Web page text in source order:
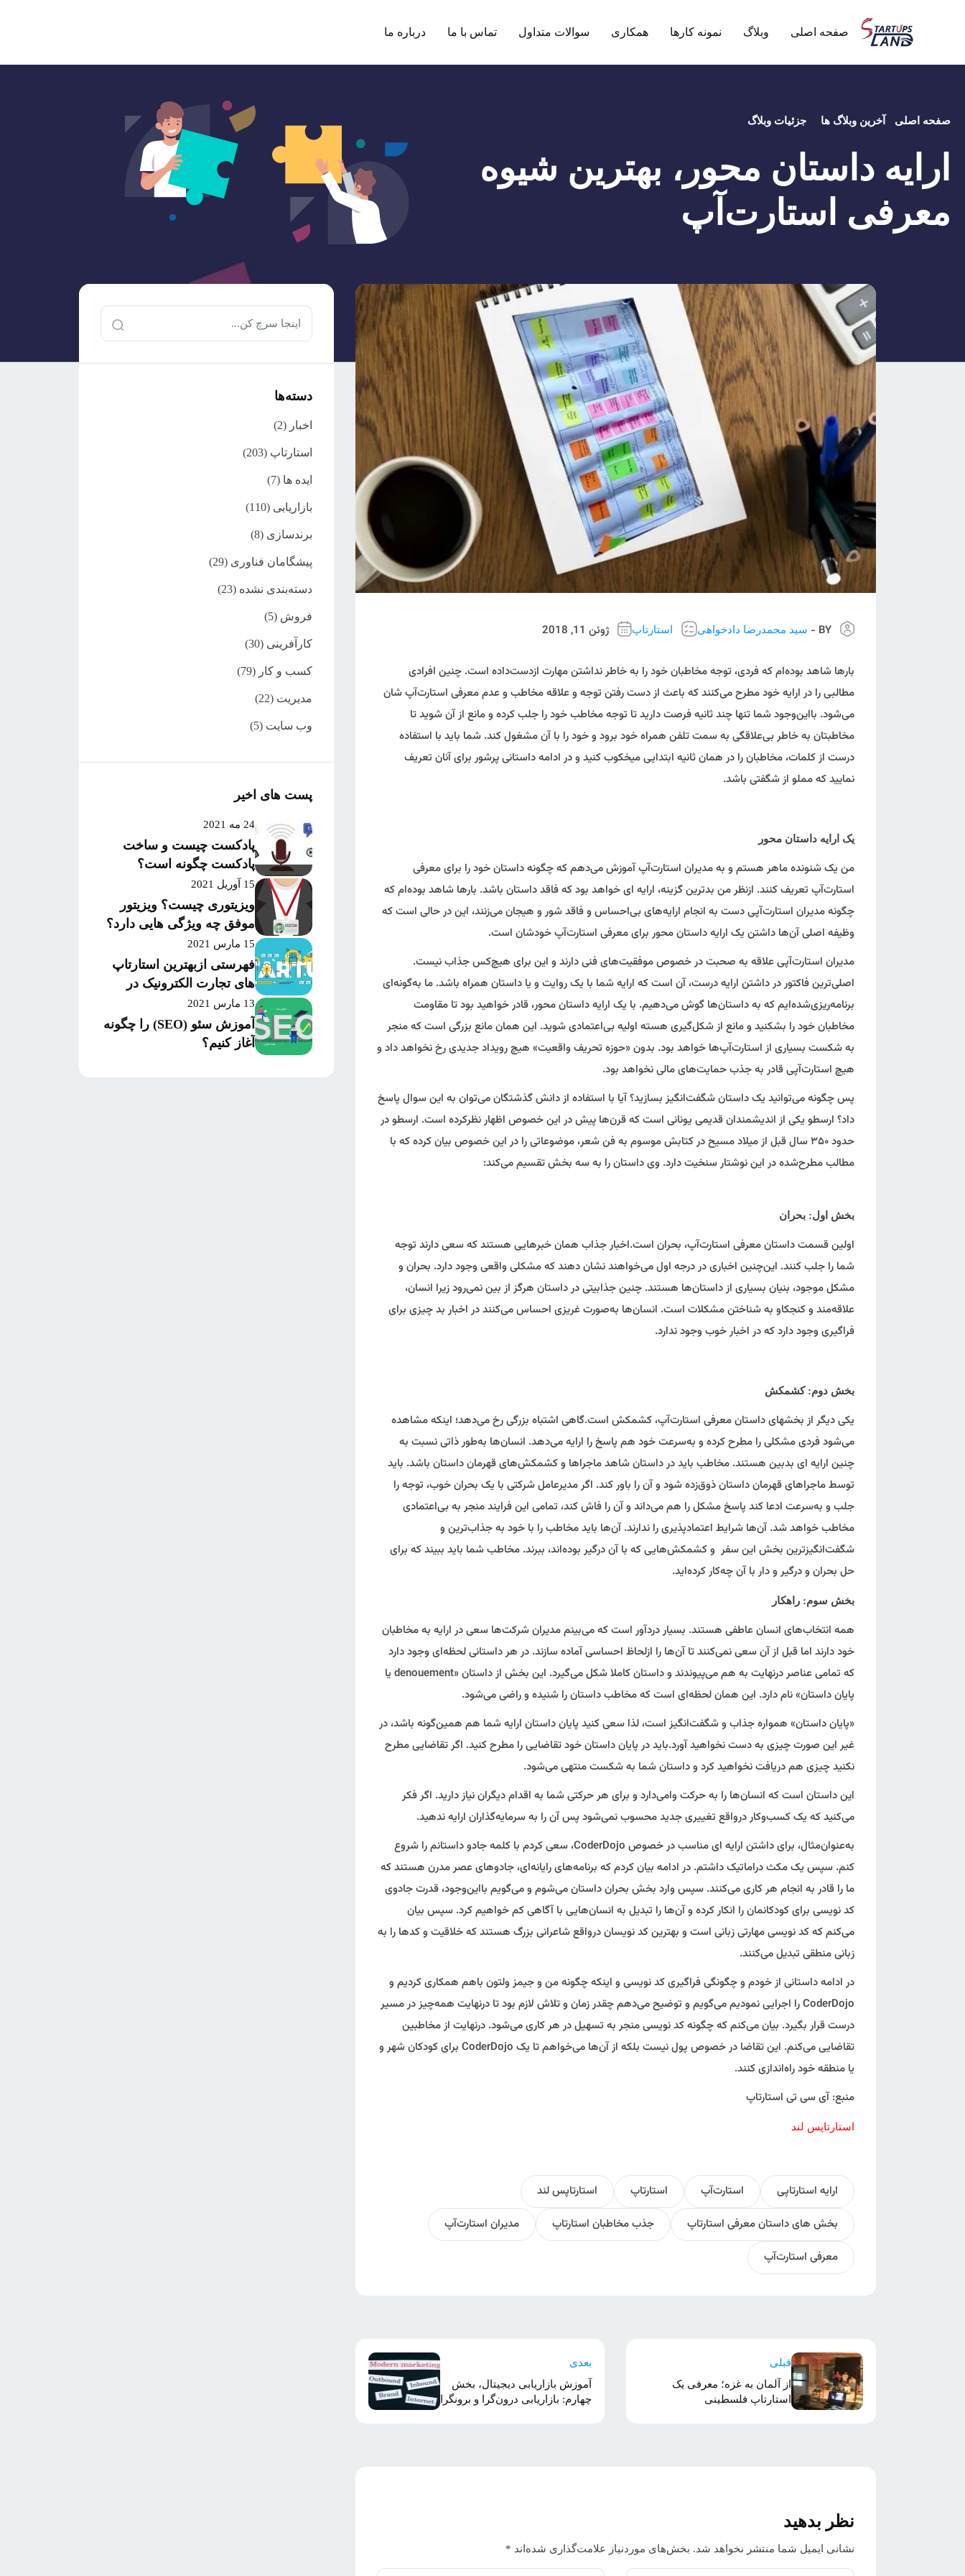
صفحه اصلی وبلاگ نمونه کارها همکاری سوالات متداول تماس با ما درباره ما
صفحه اصلی آخرین وبلاگ ها جزئیات وبلاگ
ارایه داستان محور، بهترین شیوه
معرفی استارت‌آپ
BY - سید محمدرضا دادخواهی استارتاپ ژوئن 11, 2018
بارها شاهد بوده‌ام که فردی، توجه مخاطبان خود را به خاطر نداشتن مهارت ازدست‌داده است. چنین افرادی
مطالبی را در ارایه خود مطرح می‌کنند که باعث از دست رفتن توجه و علاقه مخاطب و عدم معرفی استارت‌آپ شان
می‌شود. بااین‌وجود شما تنها چند ثانیه فرصت دارید تا توجه مخاطب خود را جلب کرده و مانع از آن شوید تا
مخاطبتان به خاطر بی‌علاقگی به سمت تلفن همراه خود برود و خود را با آن مشغول کند. شما باید با استفاده
درست از کلمات، مخاطبان را در همان ثانیه ابتدایی میخکوب کنید و در ادامه داستانی پرشور برای آنان تعریف
نمایید که مملو از شگفتی باشد.
یک ارایه داستان محور
من یک شنونده ماهر هستم و به مدیران استارت‌آپ آموزش می‌دهم که چگونه داستان خود را برای معرفی
استارت‌آپ تعریف کنند. ازنظر من بدترین گزینه، ارایه ای خواهد بود که فاقد داستان باشد. بارها شاهد بوده‌ام که
چگونه مدیران استارت‌آپی دست به انجام ارایه‌های بی‌احساس و فاقد شور و هیجان می‌زنند، این در حالی است که
وظیفه اصلی آن‌ها داشتن یک ارایه داستان محور برای معرفی استارت‌آپ خودشان است.
مدیران استارت‌آپی علاقه به صحبت در خصوص موفقیت‌های فنی دارند و این برای هیچ‌کس جذاب نیست.
اصلی‌ترین فاکتور در داشتن ارایه درست، آن است که ارایه شما با یک روایت و یا داستان همراه باشد. ما به‌گونه‌ای
برنامه‌ریزی‌شده‌ایم که به داستان‌ها گوش می‌دهیم. با یک ارایه داستان محور، قادر خواهید بود تا مقاومت
مخاطبان خود را بشکنید و مانع از شکل‌گیری هسته اولیه بی‌اعتمادی شوید. این همان مانع بزرگی است که منجر
به شکست بسیاری از استارت‌آپ‌ها خواهد بود. بدون «حوزه تحریف واقعیت» هیچ رویداد جدیدی رخ نخواهد داد و
هیچ استارت‌آپی قادر به جذب حمایت‌های مالی نخواهد بود.
پس چگونه می‌توانید یک داستان شگفت‌انگیز بسازید؟ آیا با استفاده از دانش گذشتگان می‌توان به این سوال پاسخ
داد؟ ارسطو یکی از اندیشمندان قدیمی یونانی است که قرن‌ها پیش در این خصوص اظهار نظرکرده است. ارسطو در
حدود ۳۵۰ سال قبل از میلاد مسیح در کتابش موسوم به فن شعر، موضوعاتی را در این خصوص بیان کرده که با
مطالب مطرح‌شده در این نوشتار سنخیت دارد. وی داستان را به سه بخش تقسیم می‌کند:
بخش اول: بحران
اولین قسمت داستان معرفی استارت‌آپ، بحران است.اخبار جذاب همان خبرهایی هستند که سعی دارند توجه
شما را جلب کنند. این‌چنین اخباری در درجه اول می‌خواهند نشان دهند که مشکلی واقعی وجود دارد. بحران و
مشکل موجود، بنیان بسیاری از داستان‌ها هستند. چنین جذابیتی در داستان هرگز از بین نمی‌رود زیرا انسان،
علاقه‌مند و کنجکاو به شناختن مشکلات است. انسان‌ها به‌صورت غریزی احساس می‌کنند در اخبار بد چیزی برای
فراگیری وجود دارد که در اخبار خوب وجود ندارد.
بخش دوم: کشمکش
یکی دیگر از بخشهای داستان معرفی استارت‌آپ، کشمکش است.گاهی اشتباه بزرگی رخ می‌دهد؛ اینکه مشاهده
می‌شود فردی مشکلی را مطرح کرده و به‌سرعت خود هم پاسخ را ارایه می‌‌دهد. انسان‌ها به‌طور ذاتی نسبت به
چنین ارایه ای بدبین هستند. مخاطب باید در داستان شاهد ماجراها و کشمکش‌های قهرمان داستان باشد. باید
توسط ماجراهای قهرمان داستان ذوق‌زده شود و آن را باور کند. اگر مدیرعامل شرکتی با یک بحران خوب، توجه را
جلب و به‌سرعت ادعا کند پاسخ مشکل را هم می‌داند و آن را فاش کند، تمامی این فرایند منجر به بی‌اعتمادی
مخاطب خواهد شد. آن‌ها شرایط اعتماد‌پذیری را ندارند. آن‌ها باید مخاطب را با خود به جذاب‌ترین و
شگفت‌انگیز‌ترین بخش این سفر و کشمکش‌هایی که با آن درگیر بوده‌اند، ببرند. مخاطب شما باید ببیند که برای
حل بحران و درگیر و دار با آن چه‌کار کرده‌اید.
بخش سوم: راهکار
همه انتخاب‌های انسان عاطفی هستند. بسیار دردآور است که می‌بینم مدیران شرکت‌ها سعی در ارایه به مخاطبان
خود دارند اما قبل از آن سعی نمی‌کنند تا آن‌ها را ازلحاظ احساسی آماده سازند. در هر داستانی لحظه‌ای وجود دارد
که تمامی عناصر درنهایت به هم می‌پیوندند و داستان کاملا شکل می‌گیرد. این بخش از داستان «‌denouement یا
پایان داستان» نام دارد. این همان لحظه‌ای است که مخاطب داستان را شنیده و راضی می‌شود.
«پایان داستان» همواره جذاب و شگفت‌انگیز است، لذا سعی کنید پایان داستان ارایه شما هم همین‌گونه باشد، در
غیر این صورت چیزی به دست نخواهید آورد.باید در پایان داستان خود تقاضایی را مطرح کنید. اگر تقاضایی مطرح
نکنید چیزی هم دریافت نخواهید کرد و داستان شما به شکست منتهی می‌شود.
این داستان است که انسان‌ها را به حرکت وامی‌دارد و برای هر حرکتی شما به اقدام دیگران نیاز دارید. اگر فکر
می‌کنید که یک کسب‌و‌کار درواقع تغییری جدید محسوب نمی‌شود پس آن را به سرمایه‌گذاران ارایه ندهید.
به‌عنوان‌مثال، برای داشتن ارایه ای مناسب در خصوص CoderDojo، سعی کردم با کلمه جادو داستانم را شروع
کنم. سپس یک مکث دراماتیک داشتم. در ادامه بیان کردم که برنامه‌های رایانه‌ای، جادوهای عصر مدرن هستند که
ما را قادر به انجام هر کاری می‌کنند. سپس وارد بخش بحران داستان می‌شوم و می‌گویم بااین‌وجود، قدرت جادوی
کد نویسی برای کودکانمان را انکار کرده و آن‌ها را تبدیل به انسان‌هایی با آگاهی کم خواهیم کرد. سپس بیان
می‌کنم که کد نویسی مهارتی زبانی است و بهترین کد نویسان درواقع شاعرانی بزرگ هستند که خلاقیت و کدها را به
زبانی منطقی تبدیل می‌کنند.
در ادامه داستانی از خودم و چگونگی فراگیری کد نویسی و اینکه چگونه من و جیمز ولتون باهم همکاری کردیم و
CoderDojo را اجرایی نمودیم می‌گویم و توضیح می‌دهم چقدر زمان و تلاش لازم بود تا درنهایت همه‌چیز در مسیر
درست قرار بگیرد. بیان می‌کنم که چگونه کد نویسی منجر به تسهیل در هر کاری می‌شود. درنهایت از مخاطبین
تقاضایی می‌کنم. این تقاضا در خصوص پول نیست بلکه از آن‌ها می‌خواهم تا یک CoderDojo برای کودکان شهر و
یا منطقه خود راه‌اندازی کنند.
منبع: آی سی تی استارتاپ
استارتاپس لند
ارایه استارتاپی استارت‌آپ استارتاپ
استارتاپس لند
بخش های داستان معرفی استارتاپ
جذب مخاطبان استارتاپ
مدیران استارت‌آپ
معرفی استارت‌آپ
قبلی
از آلمان به غزه؛ معرفی یک
استارتاپ فلسطینی
بعدی
آموزش بازاریابی دیجیتال، بخش
چهارم: بازاریابی درون‌گرا و برونگرا
نظر بدهید
نشانی ایمیل شما منتشر نخواهد شد. بخش‌های موردنیاز علامت‌گذاری شده‌اند *
دسته‌ها
اخبار (2)
استارتاپ (203)
ایده ها (7)
بازاریابی (110)
برندسازی (8)
پیشگامان فناوری (29)
دسته‌بندی نشده (23)
فروش (5)
کارآفرینی (30)
کسب و کار (79)
مدیریت (22)
وب سایت (5)
پست های اخیر
24 مه 2021
پادکست چیست و ساخت
پادکست چگونه است؟
15 آوریل 2021
ویزیتوری چیست؟ ویزیتور
موفق چه ویژگی هایی دارد؟
15 مارس 2021
فهرستی ازبهترین استارتاپ
های تجارت الکترونیک در
سال 2020 بر اساس میزان
موفقیت و سرمایه‌گذاری
13 مارس 2021
آموزش سئو (SEO) را چگونه
آغاز کنیم؟